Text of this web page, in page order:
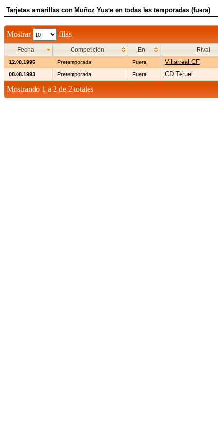
Tarjetas amarillas con Muñoz Yuste en todas las temporadas (fuera)
Mostrar filas
Fecha Competición En Rival
12.08.1995 Pretemporada Fuera Villarreal CF
08.08.1993 Pretemporada Fuera CD Teruel
Mostrando 1 a 2 de 2 totales